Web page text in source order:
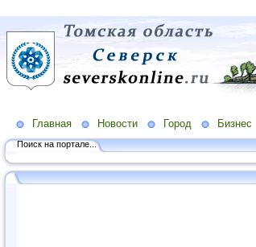
Главная Новости Город Бизнес
Поиск на портале...